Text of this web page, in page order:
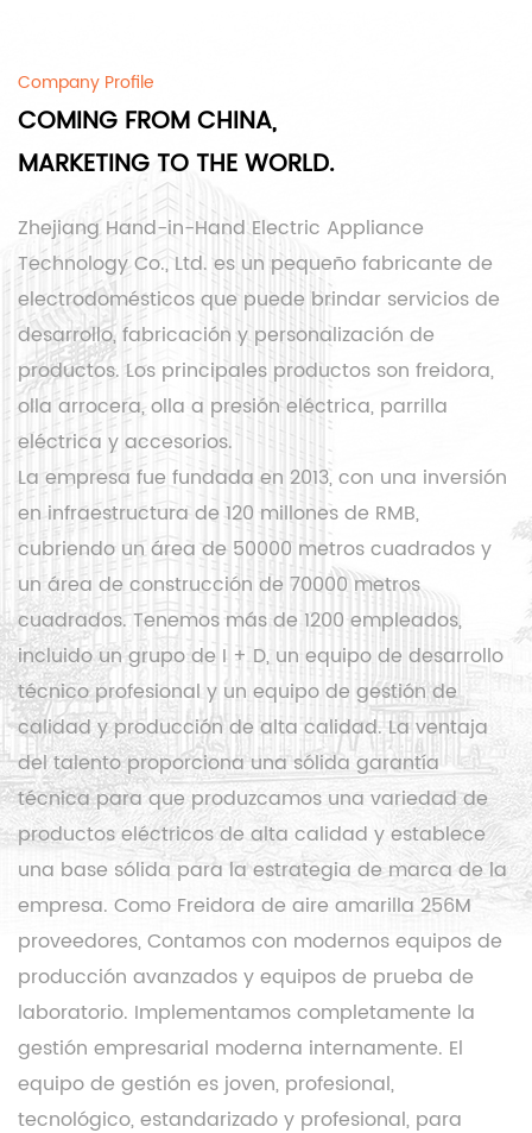
Company Profile
COMING FROM CHINA,
MARKETING TO THE WORLD.
Zhejiang Hand-in-Hand Electric Appliance
Technology Co., Ltd. es un pequeño fabricante de
electrodomésticos que puede brindar servicios de
desarrollo, fabricación y personalización de
productos. Los principales productos son freidora,
olla arrocera, olla a presión eléctrica, parrilla
eléctrica y accesorios.
La empresa fue fundada en 2013, con una inversión
en infraestructura de 120 millones de RMB,
cubriendo un área de 50000 metros cuadrados y
un área de construcción de 70000 metros
cuadrados. Tenemos más de 1200 empleados,
incluido un grupo de I + D, un equipo de desarrollo
técnico profesional y un equipo de gestión de
calidad y producción de alta calidad. La ventaja
del talento proporciona una sólida garantía
técnica para que produzcamos una variedad de
productos eléctricos de alta calidad y establece
una base sólida para la estrategia de marca de la
empresa. Como Freidora de aire amarilla 256M
proveedores, Contamos con modernos equipos de
producción avanzados y equipos de prueba de
laboratorio. Implementamos completamente la
gestión empresarial moderna internamente. El
equipo de gestión es joven, profesional,
tecnológico, estandarizado y profesional, para